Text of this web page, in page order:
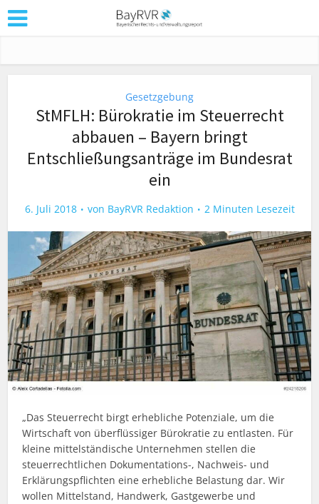
Gesetzgebung
StMFLH: Bürokratie im Steuerrecht
abbauen – Bayern bringt
Entschließungsanträge im Bundesrat
ein
6. Juli 2018 von BayRVR Redaktion 2 Minuten Lesezeit
„Das Steuerrecht birgt erhebliche Potenziale, um die
Wirtschaft von überflüssiger Bürokratie zu entlasten. Für
kleine mittelständische Unternehmen stellen die
steuerrechtlichen Dokumentations-, Nachweis- und
Erklärungspflichten eine erhebliche Belastung dar. Wir
wollen Mittelstand, Handwerk, Gastgewerbe und